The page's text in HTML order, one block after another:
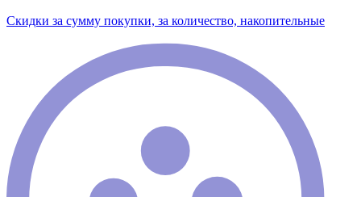
Скидки за сумму покупки, за количество, накопительные